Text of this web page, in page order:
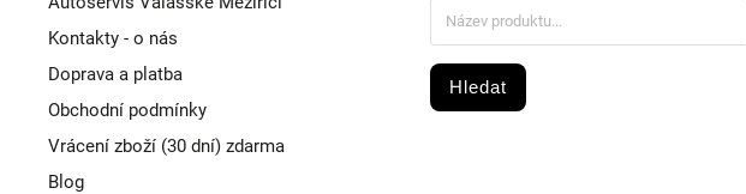
Kontakty - o nás
Doprava a platba
Obchodní podmínky
Vrácení zboží (30 dní) zdarma
Blog
Hledat